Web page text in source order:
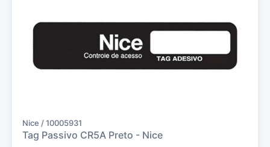
Nice / 10005931
Tag Passivo CR5A Preto - Nice